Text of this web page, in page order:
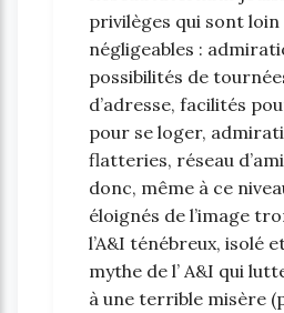
privilèges qui sont loin
négligeables :
possibilités de
d’adresse, facilités
pour se loger,
flatteries, réseau
donc, même à ce
éloignés de l’image
l’A&I ténébreux, isolé
mythe de l’ A&I qui
à une terrible misère